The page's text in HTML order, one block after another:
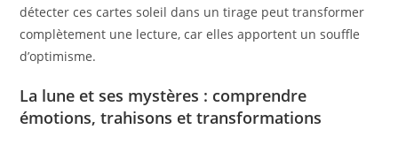
détecter ces cartes soleil dans un tirage peut transformer
complètement une lecture, car elles apportent un souffle
d’optimisme.
La lune et ses mystères : comprendre
émotions, trahisons et transformations